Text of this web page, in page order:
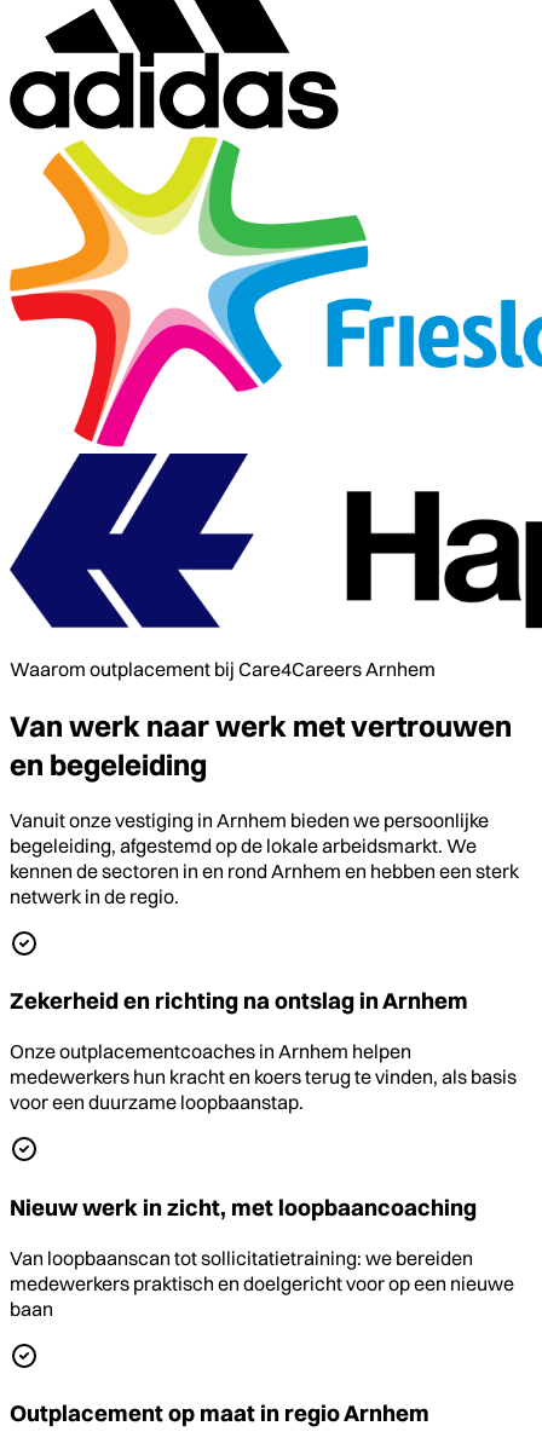
Waarom outplacement bij Care4Careers Arnhem
Van werk naar werk met vertrouwen
en begeleiding
Vanuit onze vestiging in Arnhem bieden we persoonlijke
begeleiding, afgestemd op de lokale arbeidsmarkt. We
kennen de sectoren in en rond Arnhem en hebben een sterk
netwerk in de regio.
Zekerheid en richting na ontslag in Arnhem
Onze outplacementcoaches in Arnhem helpen
medewerkers hun kracht en koers terug te vinden, als basis
voor een duurzame loopbaanstap.
Nieuw werk in zicht, met loopbaancoaching
Van loopbaanscan tot sollicitatietraining: we bereiden
medewerkers praktisch en doelgericht voor op een nieuwe
baan
Outplacement op maat in regio Arnhem